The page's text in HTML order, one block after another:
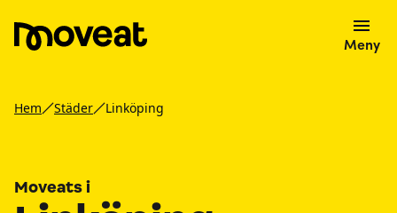
Meny
Hem Städer Linköping
Moveats i